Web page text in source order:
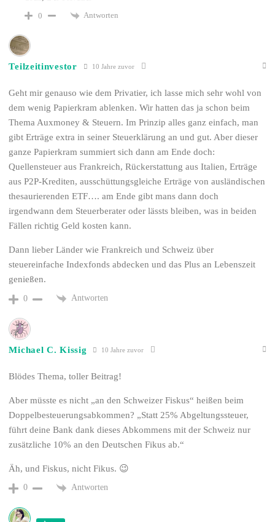
0
Antworten
Teilzeitinvestor 10 Jahre zuvor
Geht mir genauso wie dem Privatier, ich lasse mich sehr wohl von
dem wenig Papierkram ablenken. Wir hatten das ja schon beim
Thema Auxmoney & Steuern. Im Prinzip alles ganz einfach, man
gibt Erträge extra in seiner Steuerklärung an und gut. Aber dieser
ganze Papierkram summiert sich dann am Ende doch:
Quellensteuer aus Frankreich, Rückerstattung aus Italien, Erträge
aus P2P-Krediten, ausschüttungsgleiche Erträge von ausländischen
thesaurierenden ETF…. am Ende gibt mans dann doch
irgendwann dem Steuerberater oder lässts bleiben, was in beiden
Fällen richtig Geld kosten kann.
Dann lieber Länder wie Frankreich und Schweiz über
steuereinfache Indexfonds abdecken und das Plus an Lebenszeit
genießen.
0 Antworten
Michael C. Kissig 10 Jahre zuvor
Blödes Thema, toller Beitrag!
Aber müsste es nicht „an den Schweizer Fiskus“ heißen beim
Doppelbesteuerungsabkommen? „Statt 25% Abgeltungssteuer,
führt deine Bank dank dieses Abkommens mit der Schweiz nur
zusätzliche 10% an den Deutschen Fikus ab.“
Äh, und Fiskus, nicht Fikus. 😉
0 Antworten